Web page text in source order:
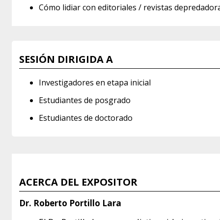
Cómo lidiar con editoriales / revistas
SESIÓN DIRIGIDA A
Investigadores en etapa inicial
Estudiantes de posgrado
Estudiantes de doctorado
ACERCA DEL EXPOSITOR
Dr. Roberto Portillo Lara